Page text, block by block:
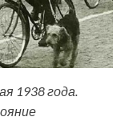
1938 года.